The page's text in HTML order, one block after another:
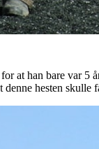
at han bare var 5
hesten skulle